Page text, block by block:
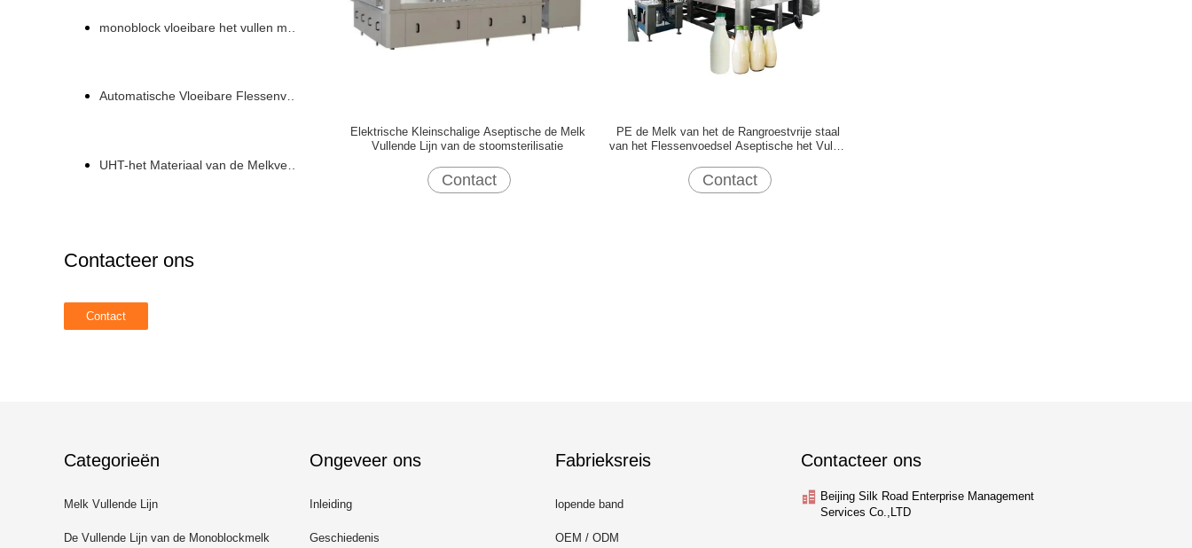
monoblock vloeibare het vullen machine
Automatische Vloeibare Flessenvullenmachine
UHT-het Materiaal van de Melkverwerking
Contacteer ons
Elektrische Kleinschalige Aseptische de Melk
Vullende Lijn van de stoomsterilisatie
Contact
PE de Melk van het de Rangroestvrije staal
van het Flessenvoedsel Aseptische het Vullen
Contact
Categorieën
Melk Vullende Lijn
De Vullende Lijn van de Monoblockmelk
Ongeveer ons
Inleiding
Geschiedenis
Fabrieksreis
lopende band
OEM / ODM
Contacteer ons
Beijing Silk Road Enterprise Management
Services Co.,LTD